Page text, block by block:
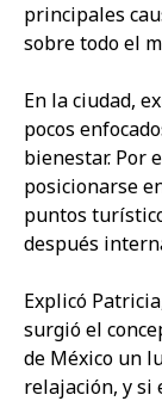
principales
sobre todo el
En la ciudad,
pocos
bienestar. Por
posicionarse
puntos
después
Explicó
surgió el
de México un
relajación, y si